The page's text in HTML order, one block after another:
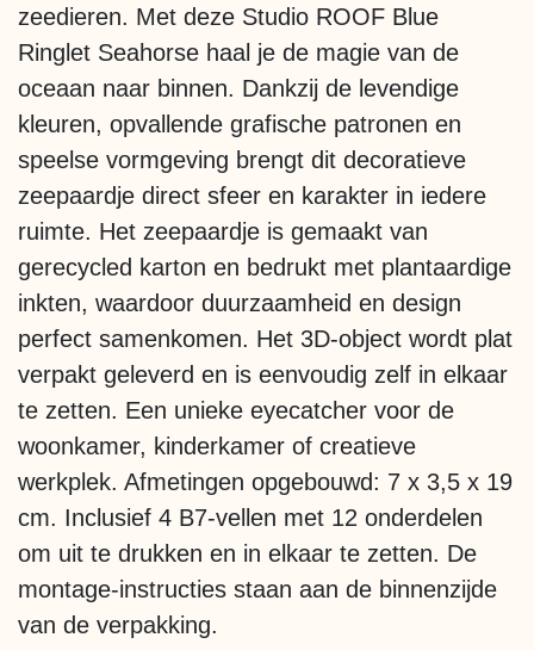
zeedieren. Met deze Studio ROOF Blue
Ringlet Seahorse haal je de magie van de
oceaan naar binnen. Dankzij de levendige
kleuren, opvallende grafische patronen en
speelse vormgeving brengt dit decoratieve
zeepaardje direct sfeer en karakter in iedere
ruimte. Het zeepaardje is gemaakt van
gerecycled karton en bedrukt met plantaardige
inkten, waardoor duurzaamheid en design
perfect samenkomen. Het 3D-object wordt plat
verpakt geleverd en is eenvoudig zelf in elkaar
te zetten. Een unieke eyecatcher voor de
woonkamer, kinderkamer of creatieve
werkplek. Afmetingen opgebouwd: 7 x 3,5 x 19
cm. Inclusief 4 B7-vellen met 12 onderdelen
om uit te drukken en in elkaar te zetten. De
montage-instructies staan aan de binnenzijde
van de verpakking.